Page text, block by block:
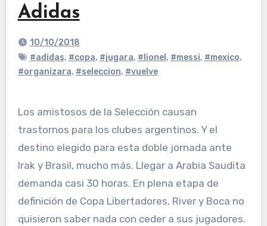
Adidas
10/10/2018
#adidas, #copa, #jugara, #lionel , #messi, #mexico,
#organizara, #seleccion, #vuelve
Los amistosos de la Selección causan
trastornos para los clubes argentinos. Y el
destino elegido para esta doble jornada ante
Irak y Brasil, mucho más. Llegar a Arabia Saudita
demanda casi 30 horas. En plena etapa de
definición de Copa Libertadores, River y Boca no
quisieron saber nada con ceder a sus jugadores.